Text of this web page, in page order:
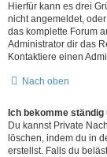
Hierfür kann es drei
nicht angemeldet,
das komplette Forum
Administrator dir das
Kontaktiere einen
Nach oben
Ich bekomme
Du kannst Private
löschen, indem du in
erstellst. Falls du